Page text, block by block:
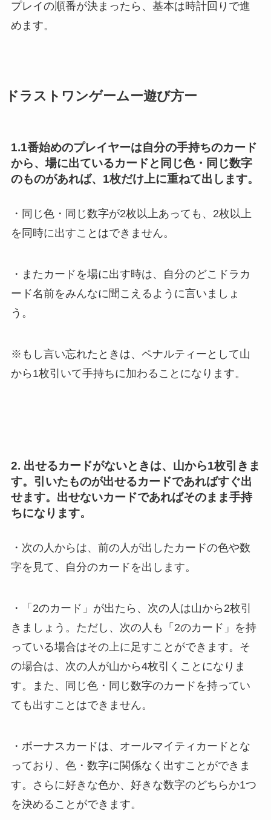
プレイの順番が決まったら、基本は時計回りで進
めます。
ドラストワンゲームー遊び方ー
1.1番始めのプレイヤーは自分の手持ちのカード
から、場に出ているカードと同じ色・同じ数字
のものがあれば、1枚だけ上に重ねて出します。
・同じ色・同じ数字が2枚以上あっても、2枚以上
を同時に出すことはできません。
・またカードを場に出す時は、自分のどこドラカ
ード名前をみんなに聞こえるように言いましょ
う。
※もし言い忘れたときは、ペナルティーとして山
から1枚引いて手持ちに加わることになります。
2. 出せるカードがないときは、山から1枚引きま
す。引いたものが出せるカードであればすぐ出
せます。出せないカードであればそのまま手持
ちになります。
・次の人からは、前の人が出したカードの色や数
字を見て、自分のカードを出します。
・「2のカード」が出たら、次の人は山から2枚引
きましょう。ただし、次の人も「2のカード」を持
っている場合はその上に足すことができます。そ
の場合は、次の人が山から4枚引くことになりま
す。また、同じ色・同じ数字のカードを持ってい
ても出すことはできません。
・ボーナスカードは、オールマイティカードとな
っており、色・数字に関係なく出すことができま
す。さらに好きな色か、好きな数字のどちらか1つ
を決めることができます。